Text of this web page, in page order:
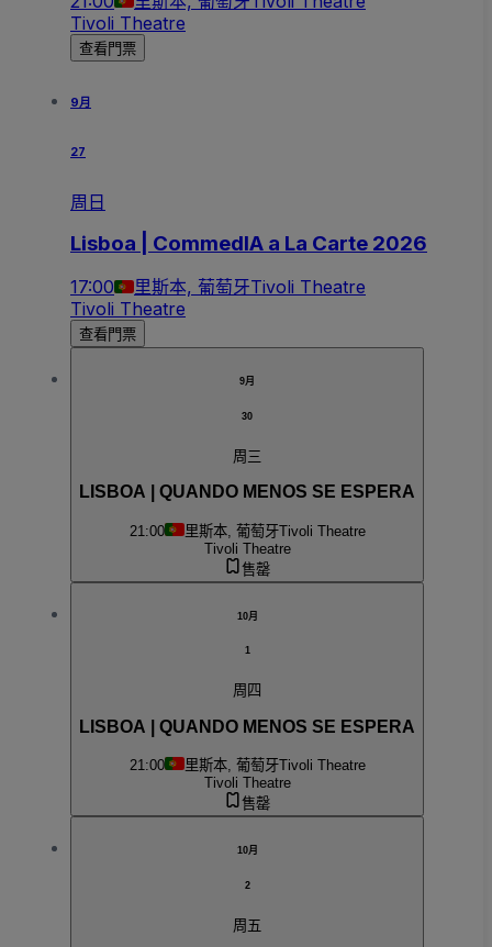
Tivoli Theatre
查看門票
9月
27
周日
Lisboa | CommedIA a La Carte 2026
17:00 里斯本, 葡萄牙Tivoli Theatre
Tivoli Theatre
查看門票
9月
30
周三
LISBOA | QUANDO MENOS SE ESPERA
21:00 里斯本, 葡萄牙Tivoli Theatre
Tivoli Theatre
售罄
10月
1
周四
LISBOA | QUANDO MENOS SE ESPERA
21:00 里斯本, 葡萄牙Tivoli Theatre
Tivoli Theatre
售罄
10月
2
周五